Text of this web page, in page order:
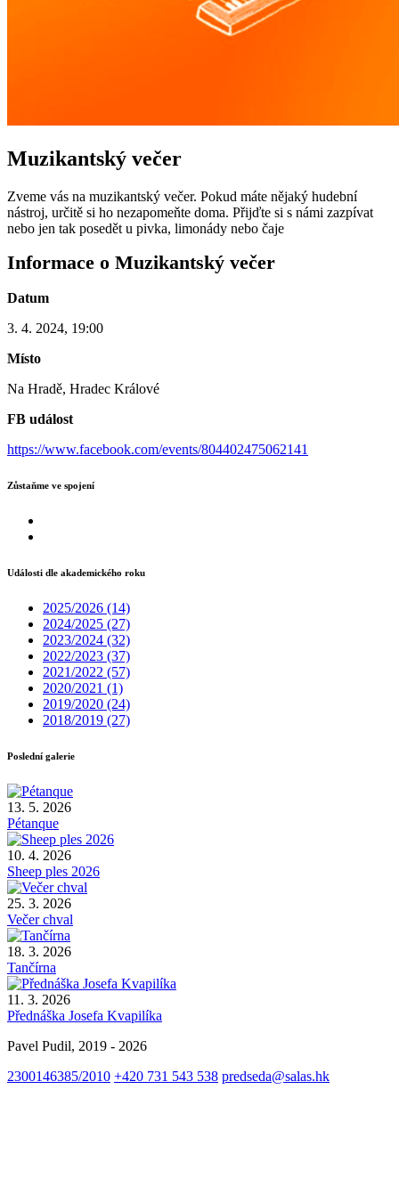
Muzikantský večer
Zveme vás na muzikantský večer. Pokud máte nějaký hudební
nástroj, určitě si ho nezapomeňte doma. Přijďte si s námi zazpívat
nebo jen tak posedět u pivka, limonády nebo čaje
Informace o Muzikantský večer
Datum
3. 4. 2024, 19:00
Místo
Na Hradě, Hradec Králové
FB událost
https://www.facebook.com/events/804402475062141
Zůstaňme ve spojení
Události dle akademického roku
2025/2026 (14)
2024/2025 (27)
2023/2024 (32)
2022/2023 (37)
2021/2022 (57)
2020/2021 (1)
2019/2020 (24)
2018/2019 (27)
Poslední galerie
13. 5. 2026
Pétanque
10. 4. 2026
Sheep ples 2026
25. 3. 2026
Večer chval
18. 3. 2026
Tančírna
11. 3. 2026
Přednáška Josefa Kvapilíka
Pavel Pudil, 2019 - 2026
2300146385/2010 +420 731 543 538 predseda@salas.hk